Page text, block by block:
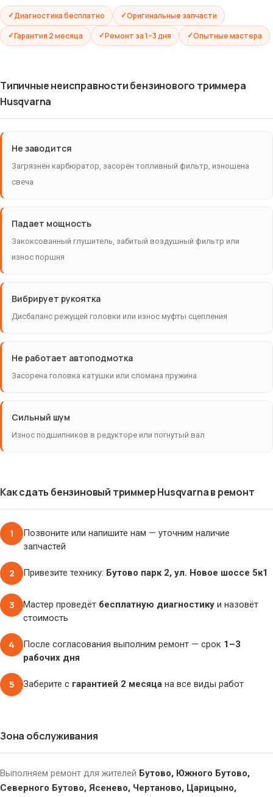
Диагностика бесплатно
Оригинальные запчасти
Гарантия 2 месяца
Ремонт за 1–3 дня Опытные мастера
Типичные неисправности бензинового триммера
Husqvarna
Не заводится
Загрязнён карбюратор, засорён топливный фильтр, изношена
свеча
Падает мощность
Закоксованный глушитель, забитый воздушный фильтр или
износ поршня
Вибрирует рукоятка
Дисбаланс режущей головки или износ муфты сцепления
Не работает автоподмотка
Засорена головка катушки или сломана пружина
Сильный шум
Износ подшипников в редукторе или погнутый вал
Как сдать бензиновый триммер Husqvarna в ремонт
1
Позвоните или напишите нам — уточним наличие
запчастей
2 Привезите технику: Бутово парк 2, ул. Новое шоссе 5к1
3 Мастер проведёт бесплатную диагностику и назовёт
стоимость
4 После согласования выполним ремонт — срок 1–3
рабочих дня
5 Заберите с гарантией 2 месяца на все виды работ
Зона обслуживания
Выполняем ремонт для жителей Бутово, Южного Бутово,
Северного Бутово, Ясенево, Чертаново, Царицыно,